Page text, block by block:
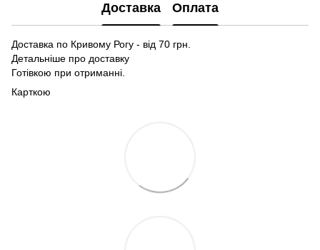
Доставка Оплата
Доставка по Кривому Рогу - від 70 грн.
Детальніше про доставку
Готівкою при отриманні.
Карткою